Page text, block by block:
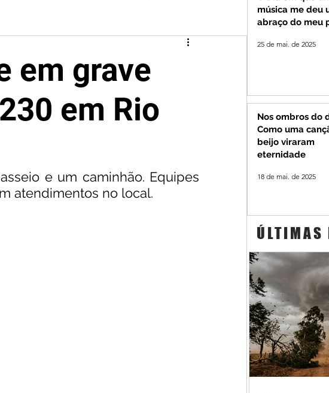
em grave
em Rio
e um caminhão. Equipes
atendimentos no local.
música me deu
abraço do meu
25 de mai. de 2025
Nos ombros do
Como uma
beijo viraram
eternidade
18 de mai. de 2025